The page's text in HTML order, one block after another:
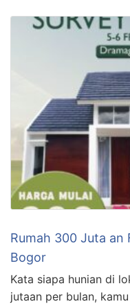
Rumah 300 Juta an
Bogor
Kata siapa hunian di
jutaan per bulan,